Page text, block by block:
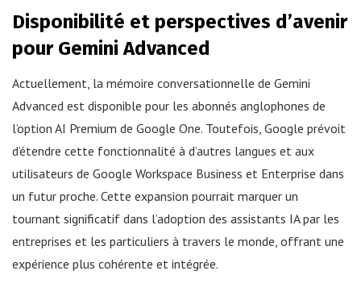
Disponibilité et perspectives d’avenir
pour Gemini Advanced
Actuellement, la mémoire conversationnelle de Gemini
Advanced est disponible pour les abonnés anglophones de
l’option AI Premium de Google One. Toutefois, Google prévoit
d’étendre cette fonctionnalité à d’autres langues et aux
utilisateurs de Google Workspace Business et Enterprise dans
un futur proche. Cette expansion pourrait marquer un
tournant significatif dans l’adoption des assistants IA par les
entreprises et les particuliers à travers le monde, offrant une
expérience plus cohérente et intégrée.